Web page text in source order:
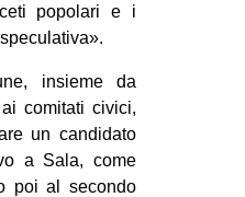
popolari e i
insieme da
comitati civici,
un candidato
a Sala, come
poi al secondo